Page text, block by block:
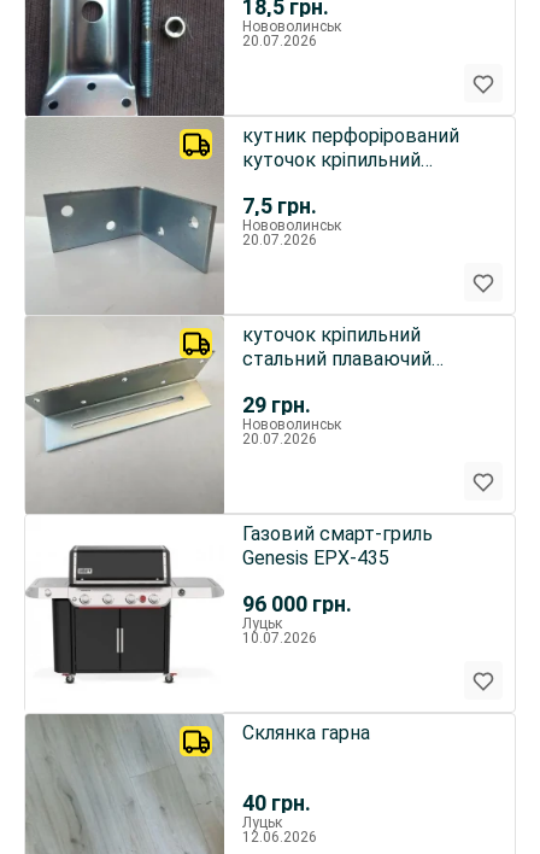
18,5 грн.
Нововолинськ
20.07.2026
7,5 грн.
кутник перфорірований
куточок кріпильний
Нововолинськ
20.07.2026
29 грн.
куточок кріпильний
стальний плаваючий
Нововолинськ
20.07.2026
96 000 грн.
Газовий смарт-гриль
Genesis EPX-435
Луцьк
10.07.2026
40 грн.
Склянка гарна
Луцьк
12.06.2026